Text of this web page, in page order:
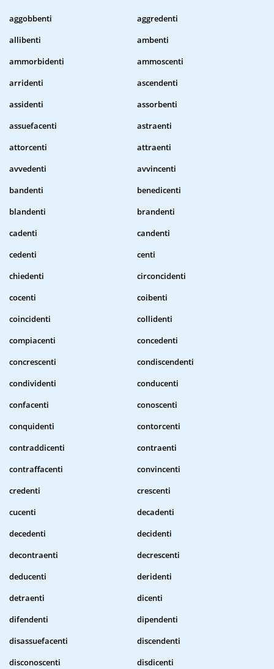
aggobbenti
aggredenti
allibenti
ambenti
ammorbidenti
ammoscenti
arridenti
ascendenti
assidenti
assorbenti
assuefacenti
astraenti
attorcenti
attraenti
avvedenti
avvincenti
bandenti
benedicenti
blandenti
brandenti
cadenti
candenti
cedenti
centi
chiedenti
circoncidenti
cocenti
coibenti
coincidenti
collidenti
compiacenti
concedenti
concrescenti
condiscendenti
condividenti
conducenti
confacenti
conoscenti
conquidenti
contorcenti
contraddicenti
contraenti
contraffacenti
convincenti
credenti
crescenti
cucenti
decadenti
decedenti
decidenti
decontraenti
decrescenti
deducenti
deridenti
detraenti
dicenti
difendenti
dipendenti
disassuefacenti
discendenti
disconoscenti
disdicenti